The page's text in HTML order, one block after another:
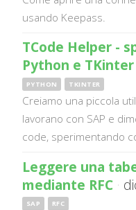
usando Keepass.
TCode Helper -
Python e TKinter
PYTHON
TKINTER
Creiamo una piccola
lavorano con SAP e
code, sperimentando
Leggere una
mediante RFC ·
SAP
RFC